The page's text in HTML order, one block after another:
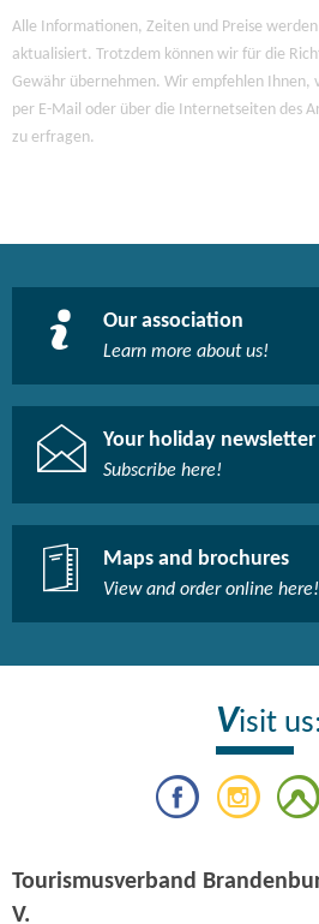
Alle Informationen, Zeiten und Preise
aktualisiert. Trotzdem können wir für die
Gewähr übernehmen. Wir empfehlen Ihnen,
per E-Mail oder über die Internetseiten des
zu erfragen.
Our association
Learn more about us!​
Your holiday newsletter
Subscribe here!​
Maps and brochures
View and order online here!​
Visit
Tourismusverband
V.